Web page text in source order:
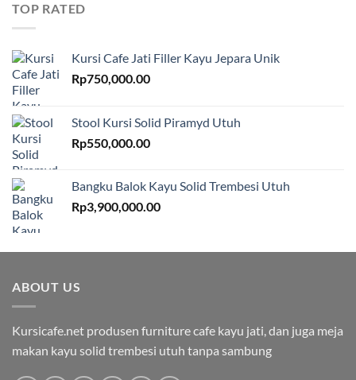
TOP RATED
Kursi Cafe Jati Filler Kayu Jepara Unik
Rp750,000.00
Stool Kursi Solid Piramyd Utuh
Rp550,000.00
Bangku Balok Kayu Solid Trembesi Utuh
Rp3,900,000.00
ABOUT US
Kursicafe.net produsen furniture cafe kayu jati, dan juga meja
makan kayu solid trembesi utuh tanpa sambung